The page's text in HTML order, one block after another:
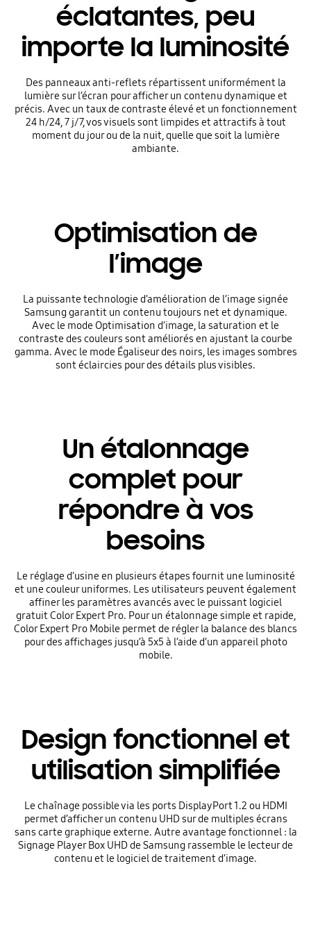
éclatantes, peu
importe la luminosité
Des panneaux anti-reflets répartissent uniformément la
lumière sur l’écran pour afficher un contenu dynamique et
précis. Avec un taux de contraste élevé et un fonctionnement
24 h/24, 7 j/7, vos visuels sont limpides et attractifs à tout
moment du jour ou de la nuit, quelle que soit la lumière
ambiante.
Optimisation de
l’image
La puissante technologie d’amélioration de l’image signée
Samsung garantit un contenu toujours net et dynamique.
Avec le mode Optimisation d’image, la saturation et le
contraste des couleurs sont améliorés en ajustant la courbe
gamma. Avec le mode Égaliseur des noirs, les images sombres
sont éclaircies pour des détails plus visibles.
Un étalonnage
complet pour
répondre à vos
besoins
Le réglage d’usine en plusieurs étapes fournit une luminosité
et une couleur uniformes. Les utilisateurs peuvent également
affiner les paramètres avancés avec le puissant logiciel
gratuit Color Expert Pro. Pour un étalonnage simple et rapide,
Color Expert Pro Mobile permet de régler la balance des blancs
pour des affichages jusqu’à 5x5 à l’aide d’un appareil photo
mobile.
Design fonctionnel et
utilisation simplifiée
Le chaînage possible via les ports DisplayPort 1.2 ou HDMI
permet d’afficher un contenu UHD sur de multiples écrans
sans carte graphique externe. Autre avantage fonctionnel : la
Signage Player Box UHD de Samsung rassemble le lecteur de
contenu et le logiciel de traitement d’image.